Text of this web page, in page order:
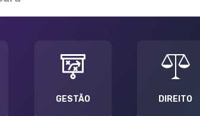
GESTÃO DIREITO